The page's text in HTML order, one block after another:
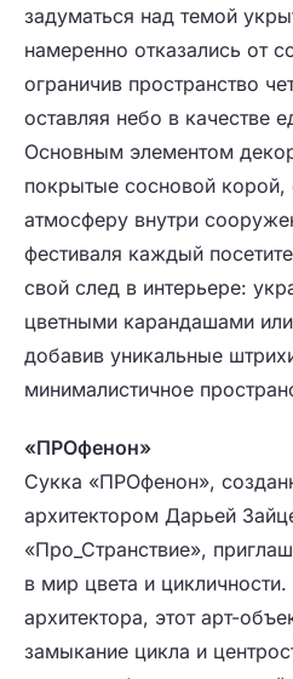
задуматься над темой
намеренно отказались от
ограничив пространство
оставляя небо в качестве
Основным элементом
покрытые сосновой
атмосферу внутри
фестиваля каждый
свой след в интерьере:
цветными карандашами
добавив уникальные
минималистичное
«ПРОфенон»
Сукка «ПРОфенон»,
архитектором Дарьей
«Про_Странствие»,
в мир цвета и
архитектора, этот арт-
замыкание цикла и